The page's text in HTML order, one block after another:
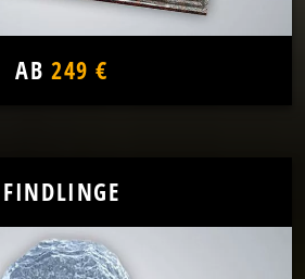
AB 249 €
FINDLINGE